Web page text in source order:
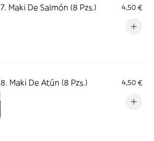
7. Maki De Salmón (8 Pzs.) 4,50 €
8. Maki De Atún (8 Pzs.) 4,50 €